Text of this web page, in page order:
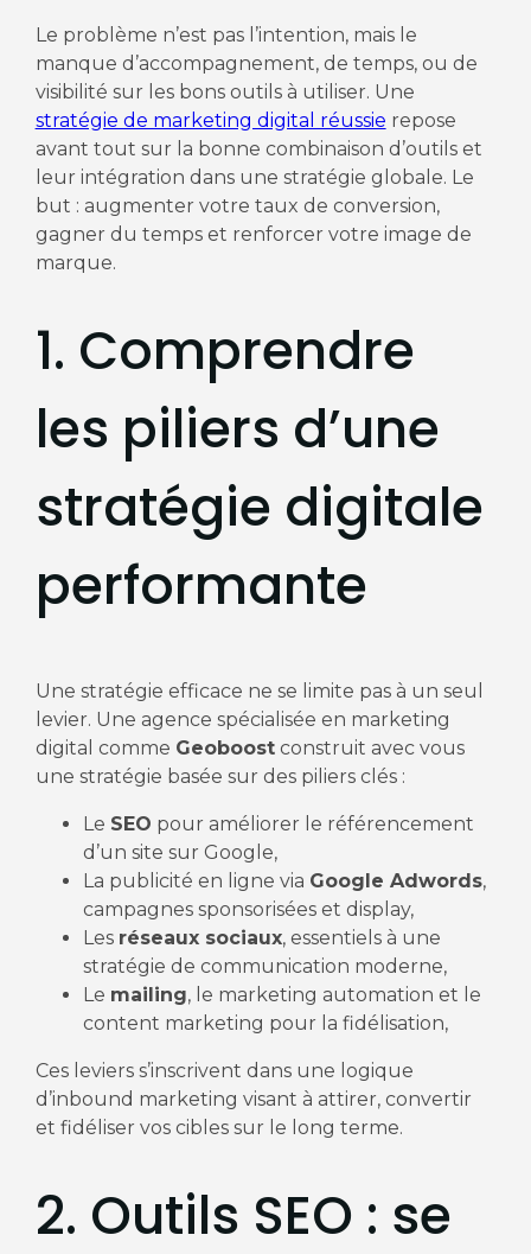
Le problème n’est pas l’intention, mais le
manque d’accompagnement, de temps, ou de
visibilité sur les bons outils à utiliser. Une
stratégie de marketing digital réussie repose
avant tout sur la bonne combinaison d’outils et
leur intégration dans une stratégie globale. Le
but : augmenter votre taux de conversion,
gagner du temps et renforcer votre image de
marque.
1. Comprendre
les piliers d’une
stratégie digitale
performante
Une stratégie efficace ne se limite pas à un seul
levier. Une agence spécialisée en marketing
digital comme Geoboostconstruit avec vous
une stratégie basée sur des piliers clés :
Le SEO pour améliorer le référencement
d’un site sur Google,
La publicité en ligne via Google Adwords,
campagnes sponsorisées et display,
Les réseaux sociaux, essentiels à une
stratégie de communication moderne,
Le mailing, le marketing automation et le
content marketing pour la fidélisation,
Ces leviers s’inscrivent dans une logique
d’inbound marketing visant à attirer, convertir
et fidéliser vos cibles sur le long terme.
2. Outils SEO : se